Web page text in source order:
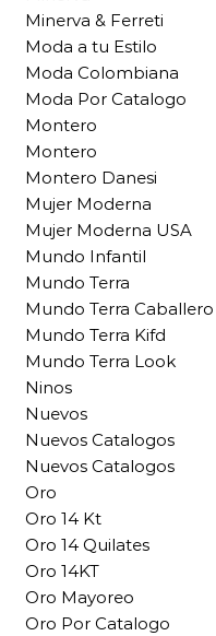
Minerva & Ferreti
Moda a tu Estilo
Moda Colombiana
Moda Por Catalogo
Montero
Montero
Montero Danesi
Mujer Moderna
Mujer Moderna USA
Mundo Infantil
Mundo Terra
Mundo Terra Caballero
Mundo Terra Kifd
Mundo Terra Look
Ninos
Nuevos
Nuevos Catalogos
Nuevos Catalogos
Oro
Oro 14 Kt
Oro 14 Quilates
Oro 14KT
Oro Mayoreo
Oro Por Catalogo